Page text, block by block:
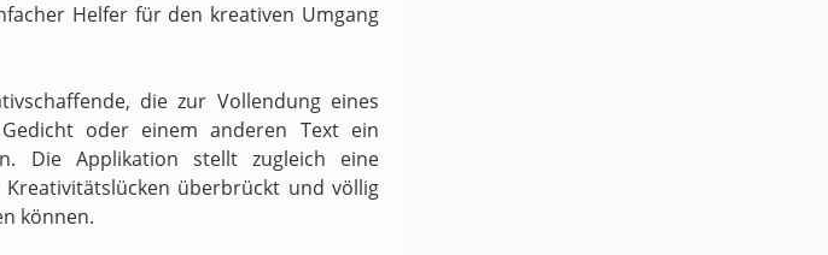
Helfer für den kreativen Umgang
die zur Vollendung eines
oder einem anderen Text ein
Die Applikation stellt zugleich eine
überbrückt und völlig
können.